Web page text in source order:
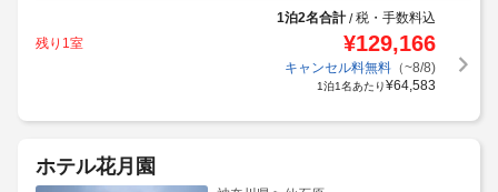
1泊2名合計/税・手数料込
残り1室
¥129,166
キャンセル料無料（~8/8)
1泊1名あたり¥64,583
ホテル花月園